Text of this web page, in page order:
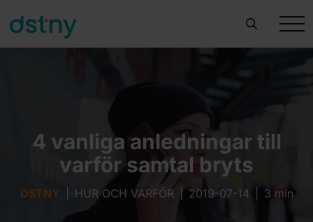
4 vanliga anledningar till
varför samtal bryts
DSTNY HUR OCH VARFÖR | 2019-07-14 3 min